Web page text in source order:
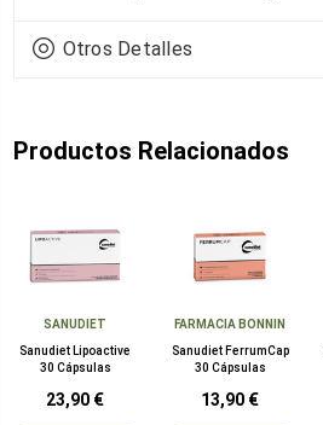
Otros Detalles
Productos Relacionados
SANUDIET
Sanudiet Lipoactive
30 Cápsulas
23,90 €
FARMACIA BONNIN
Sanudiet FerrumCap
30 Cápsulas
13,90 €